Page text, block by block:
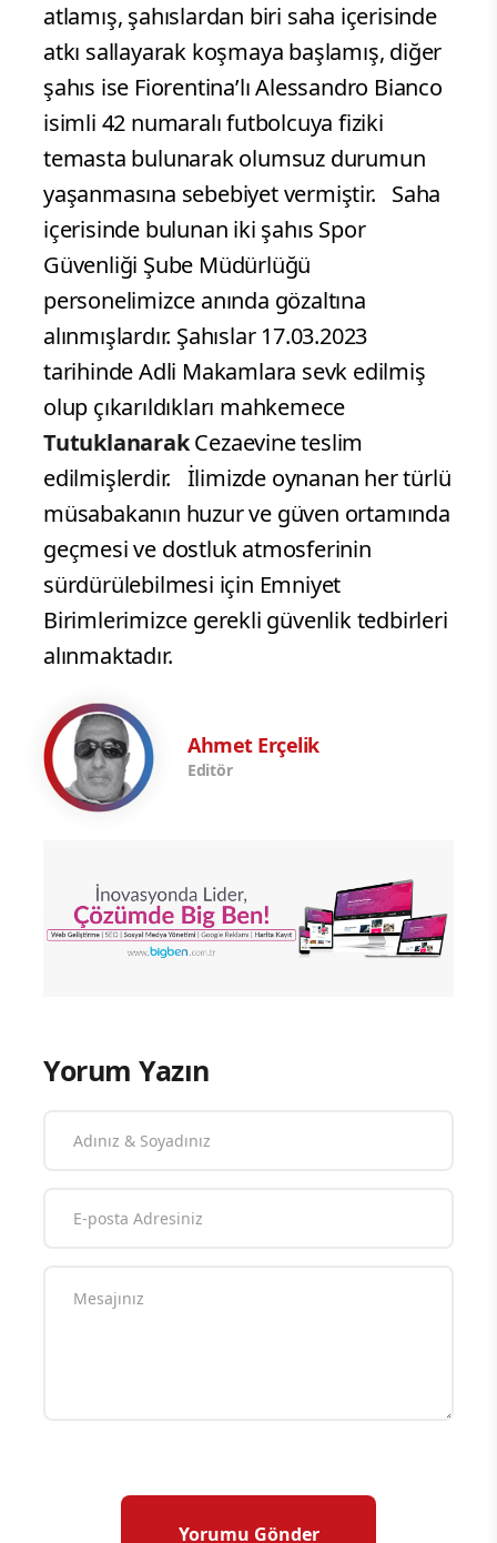
atlamış, şahıslardan biri saha içerisinde
atkı sallayarak koşmaya başlamış, diğer
şahıs ise Fiorentina’lı Alessandro Bianco
isimli 42 numaralı futbolcuya fiziki
temasta bulunarak olumsuz durumun
yaşanmasına sebebiyet vermiştir. Saha
içerisinde bulunan iki şahıs Spor
Güvenliği Şube Müdürlüğü
personelimizce anında gözaltına
alınmışlardır. Şahıslar 17.03.2023
tarihinde Adli Makamlara sevk edilmiş
olup çıkarıldıkları mahkemece
TutuklanarakCezaevine teslim
edilmişlerdir. İlimizde oynanan her türlü
müsabakanın huzur ve güven ortamında
geçmesi ve dostluk atmosferinin
sürdürülebilmesi için Emniyet
Birimlerimizce gerekli güvenlik tedbirleri
alınmaktadır.
Ahmet Erçelik
Editör
Yorum Yazın